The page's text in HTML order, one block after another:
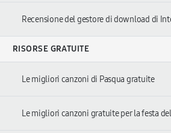
Recensione del gestore di download di
RISORSE GRATUITE
Le migliori canzoni di Pasqua gratuite
Le migliori canzoni gratuite per la festa